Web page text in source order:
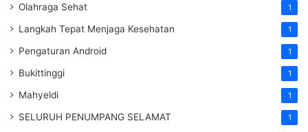
Olahraga Sehat 1
Langkah Tepat Menjaga Kesehatan 1
Pengaturan Android 1
Bukittinggi 1
Mahyeldi 1
SELURUH PENUMPANG SELAMAT 1